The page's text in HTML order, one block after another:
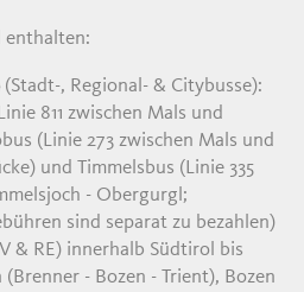
enthalten:
(Stadt-, Regional- & Citybusse):
811 zwischen Mals und
(Linie 273 zwischen Mals und
und Timmelsbus (Linie 335
- Obergurgl;
sind separat zu bezahlen)
& RE) innerhalb Südtirol bis
- Bozen - Trient), Bozen